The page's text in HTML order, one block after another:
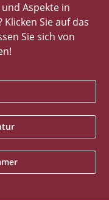
Aspekte in
Sie auf das
Sie sich von